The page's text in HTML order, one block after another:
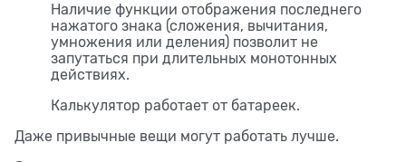
Наличие функции отображения последнего
нажатого знака (сложения, вычитания,
умножения или деления) позволит не
запутаться при длительных монотонных
действиях.
Калькулятор работает от батареек.
Даже привычные вещи могут работать лучше.